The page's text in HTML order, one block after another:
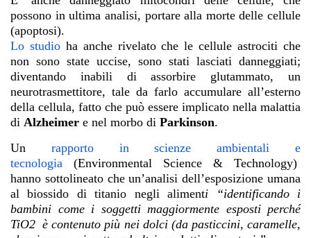
possono in ultima analisi, portare alla morte delle cellule
(apoptosi).
Lo studio ha anche rivelato che le cellule astrociti che
non sono state uccise, sono stati lasciati danneggiati;
diventando inabili di assorbire glutammato, un
neurotrasmettitore, tale da farlo accumulare all’esterno
della cellula, fatto che può essere implicato nella malattia
di Alzheimer e nel morbo di Parkinson.
Un rapporto in scienze ambientali e
tecnologia (Environmental Science & Technology)
hanno sottolineato che un’analisi dell’esposizione umana
al biossido di titanio negli alimenti “identificando i
bambini come i soggetti maggiormente esposti perché
TiO2 è contenuto più nei dolci (da pasticcini, caramelle,